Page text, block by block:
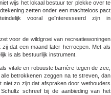
wijs het lokaal bestuur ter plekke over te
zetten onder een machteloos pact
vooral geïnteresseerd zijn in
voor de wildgroei van recreatiewoningen
dat een maand later herroepen. Met als
is als bestuurlijk instrument.
vitale en robuuste barrière tegen de zee,
betrokkenen zeggen na te streven, dan
niet zo zijn dat afspraken door wethouders
Schultz schreef bij de aanbieding van het